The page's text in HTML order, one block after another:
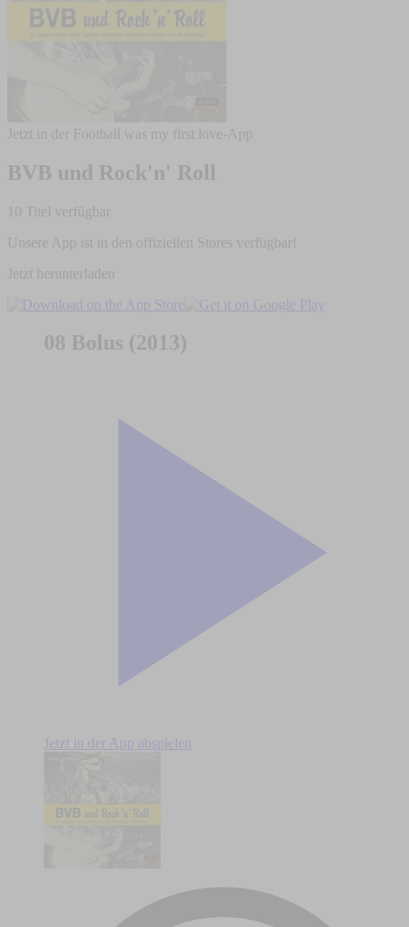
Jetzt in der Football was my first love-App
BVB und Rock'n' Roll
10 Titel verfügbar
Unsere App ist in den offiziellen Stores verfügbar!
Jetzt herunterladen
08 Bolus (2013)
Jetzt in der App abspielen